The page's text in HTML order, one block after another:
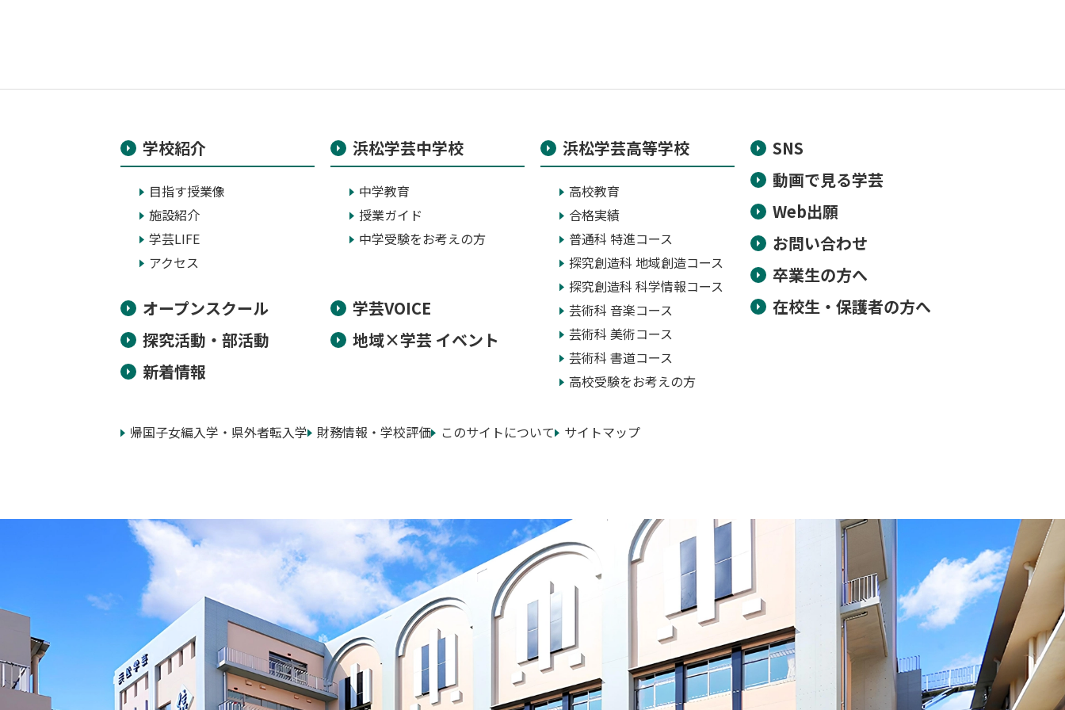
学校紹介
目指す授業像
施設紹介
学芸LIFE
アクセス
浜松学芸中学校
中学教育
授業ガイド
中学受験をお考えの方
浜松学芸高等学校
高校教育
合格実績
普通科 特進コース
探究創造科 地域創造コース
探究創造科 科学情報コース
芸術科 音楽コース
芸術科 美術コース
芸術科 書道コース
高校受験をお考えの方
SNS
動画で見る学芸
Web出願
お問い合わせ
卒業生の方へ
在校生・保護者の方へ
オープンスクール
探究活動・部活動
新着情報
学芸VOICE
地域×学芸 イベント
帰国子女編入学・県外者転入学 財務情報・学校評価 このサイトについて サイトマップ